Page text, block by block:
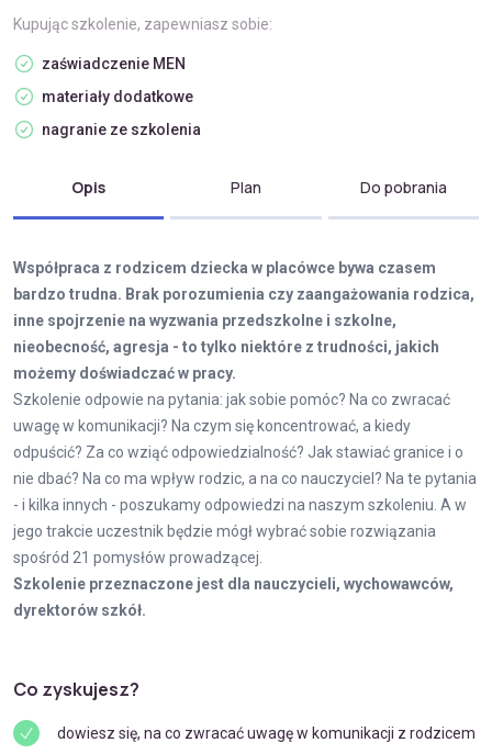
Kupując szkolenie, zapewniasz sobie:
zaświadczenie MEN
materiały dodatkowe
nagranie ze szkolenia
Opis Plan Do pobrania
Współpraca z rodzicem dziecka w placówce bywa czasem
bardzo trudna. Brak porozumienia czy zaangażowania rodzica,
inne spojrzenie na wyzwania przedszkolne i szkolne,
nieobecność, agresja - to tylko niektóre z trudności, jakich
możemy doświadczać w pracy.
Szkolenie odpowie na pytania: jak sobie pomóc? Na co zwracać
uwagę w komunikacji? Na czym się koncentrować, a kiedy
odpuścić? Za co wziąć odpowiedzialność? Jak stawiać granice i o
nie dbać? Na co ma wpływ rodzic, a na co nauczyciel? Na te pytania
- i kilka innych - poszukamy odpowiedzi na naszym szkoleniu. A w
jego trakcie uczestnik będzie mógł wybrać sobie rozwiązania
spośród 21 pomysłów prowadzącej.
Szkolenie przeznaczone jest dla nauczycieli, wychowawców,
dyrektorów szkół.
Co zyskujesz?
dowiesz się, na co zwracać uwagę w komunikacji z rodzicem